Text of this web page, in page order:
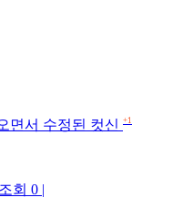
면서 수정된 컷신 +1
회 0 |